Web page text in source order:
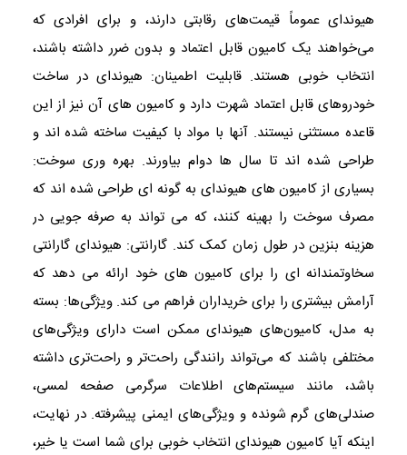
هیوندای عموماً قیمت‌های رقابتی دارند، و برای افرادی که
می‌خواهند یک کامیون قابل اعتماد و بدون ضرر داشته باشند،
انتخاب خوبی هستند. قابلیت اطمینان: هیوندای در ساخت
خودروهای قابل اعتماد شهرت دارد و کامیون های آن نیز از این
قاعده مستثنی نیستند. آنها با مواد با کیفیت ساخته شده اند و
طراحی شده اند تا سال ها دوام بیاورند. بهره وری سوخت:
بسیاری از کامیون های هیوندای به گونه ای طراحی شده اند که
مصرف سوخت را بهینه کنند، که می تواند به صرفه جویی در
هزینه بنزین در طول زمان کمک کند. گارانتی: هیوندای گارانتی
سخاوتمندانه ای را برای کامیون های خود ارائه می دهد که
آرامش بیشتری را برای خریداران فراهم می کند. ویژگی‌ها: بسته
به مدل، کامیون‌های هیوندای ممکن است دارای ویژگی‌های
مختلفی باشند که می‌تواند رانندگی راحت‌تر و راحت‌تری داشته
باشد، مانند سیستم‌های اطلاعات سرگرمی صفحه لمسی،
صندلی‌های گرم شونده و ویژگی‌های ایمنی پیشرفته. در نهایت،
اینکه آیا کامیون هیوندای انتخاب خوبی برای شما است یا خیر،